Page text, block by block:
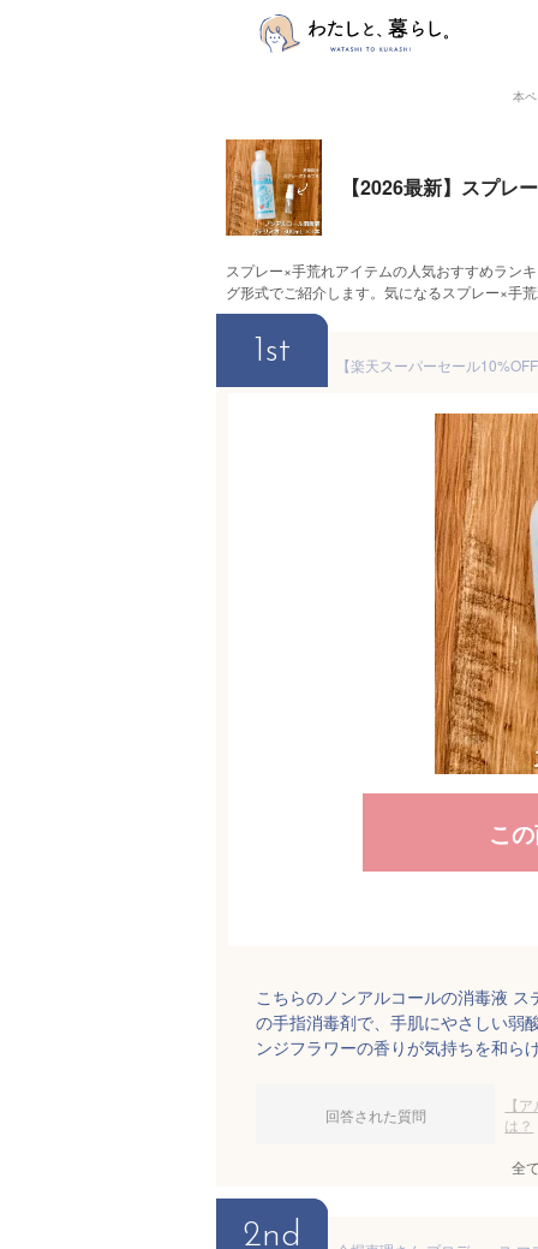
本
【2026最新】スプレ
スプレー×手荒れアイテムの人気おすすめラン
グ形式でご紹介します。気になるスプレー×手
1st
こ
こちらのノンアルコールの消毒液
の手指消毒剤で、手肌にやさしい弱
ンジフラワーの香りが気持ちを和ら
回答された質問
【
は？
全
2nd